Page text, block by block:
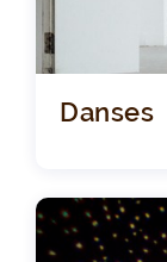
Danses